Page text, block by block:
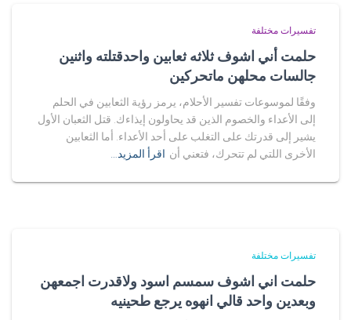
تفسيرات مختلفة
حلمت أني اشوف ثلاثه ثعابين واحدقتلته واثنين
جالسات محلهن ماتحركين
وفقًا لموسوعات تفسير الأحلام، يرمز رؤية الثعابين في الحلم
إلى الأعداء والخصوم الذين قد يحاولون إيذاءك. قتل الثعبان الأول
يشير إلى قدرتك على التغلب على أحد الأعداء. أما الثعابين
الأخرى اللتي لم تتحرك، فتعني أن اقرأ المزيد…
تفسيرات مختلفة
حلمت اني اشوف سمسم اسود ولاقدرت اجمعهن
وبعدين واحد قالي انهوه يرجع طحينيه